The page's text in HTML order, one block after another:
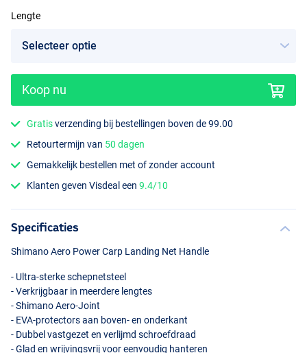
Lengte
Koop nu
Gratisverzending bij bestellingen boven de 99.00
Retourtermijn van 50 dagen
Gemakkelijk bestellen met of zonder account
Klanten geven Visdeal een9.4/10
Specificaties
Shimano Aero Power Carp Landing Net Handle
- Ultra-sterke schepnetsteel
- Verkrijgbaar in meerdere lengtes
- Shimano Aero-Joint
- EVA-protectors aan boven- en onderkant
- Dubbel vastgezet en verlijmd schroefdraad
- Glad en wrijvingsvrij voor eenvoudig hanteren